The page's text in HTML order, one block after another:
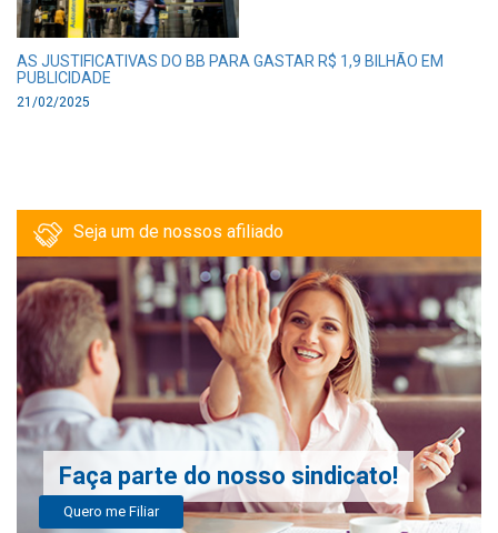
AS JUSTIFICATIVAS DO BB PARA GASTAR R$ 1,9 BILHÃO EM
PUBLICIDADE
21/02/2025
Seja um de nossos afiliado
Faça parte do nosso sindicato!
Quero me Filiar